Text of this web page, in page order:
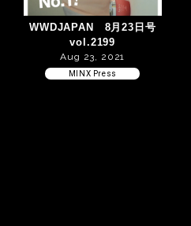
WWDJAPAN 8月23日号
vol.2199
Aug 23, 2021
MINX Press